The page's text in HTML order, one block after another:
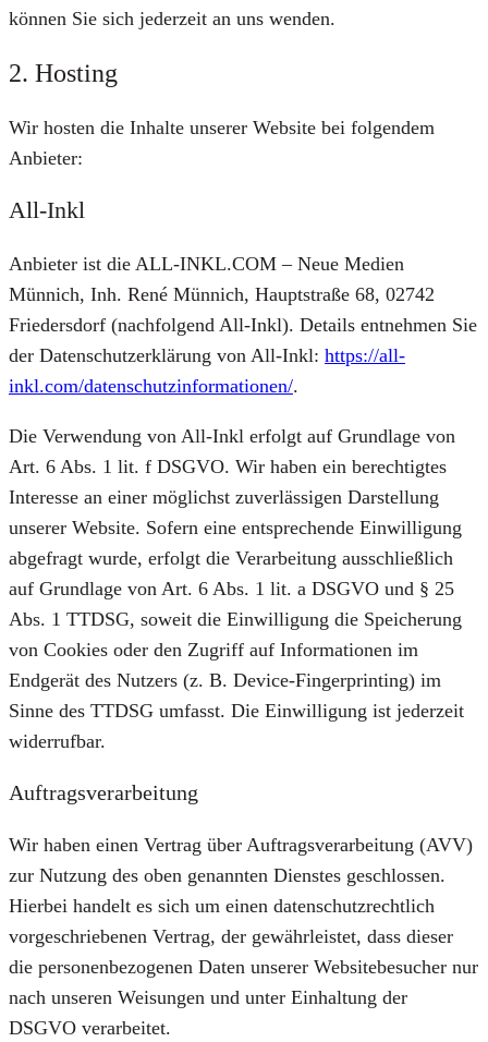
können Sie sich jederzeit an uns wenden.
2. Hosting
Wir hosten die Inhalte unserer Website bei folgendem
Anbieter:
All-Inkl
Anbieter ist die ALL-INKL.COM – Neue Medien
Münnich, Inh. René Münnich, Hauptstraße 68, 02742
Friedersdorf (nachfolgend All-Inkl). Details entnehmen Sie
der Datenschutzerklärung von All-Inkl: https://all-
inkl.com/datenschutzinformationen/.
Die Verwendung von All-Inkl erfolgt auf Grundlage von
Art. 6 Abs. 1 lit. f DSGVO. Wir haben ein berechtigtes
Interesse an einer möglichst zuverlässigen Darstellung
unserer Website. Sofern eine entsprechende Einwilligung
abgefragt wurde, erfolgt die Verarbeitung ausschließlich
auf Grundlage von Art. 6 Abs. 1 lit. a DSGVO und § 25
Abs. 1 TTDSG, soweit die Einwilligung die Speicherung
von Cookies oder den Zugriff auf Informationen im
Endgerät des Nutzers (z. B. Device-Fingerprinting) im
Sinne des TTDSG umfasst. Die Einwilligung ist jederzeit
widerrufbar.
Auftragsverarbeitung
Wir haben einen Vertrag über Auftragsverarbeitung (AVV)
zur Nutzung des oben genannten Dienstes geschlossen.
Hierbei handelt es sich um einen datenschutzrechtlich
vorgeschriebenen Vertrag, der gewährleistet, dass dieser
die personenbezogenen Daten unserer Websitebesucher nur
nach unseren Weisungen und unter Einhaltung der
DSGVO verarbeitet.